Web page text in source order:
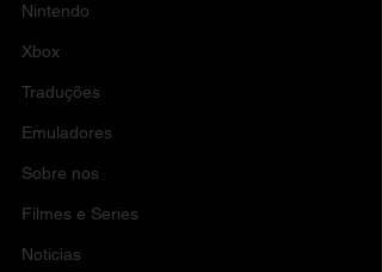
Nintendo
Xbox
Traduções
Emuladores
Sobre nos
Filmes e Series
Noticias